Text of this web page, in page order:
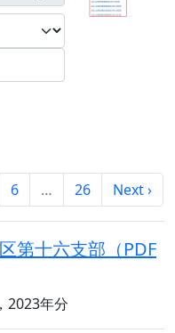
6 … 26 Next ›
第十六支部（PDF
2023年分